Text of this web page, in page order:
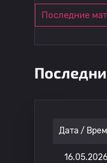
Последние
Дата /
16.05.2026